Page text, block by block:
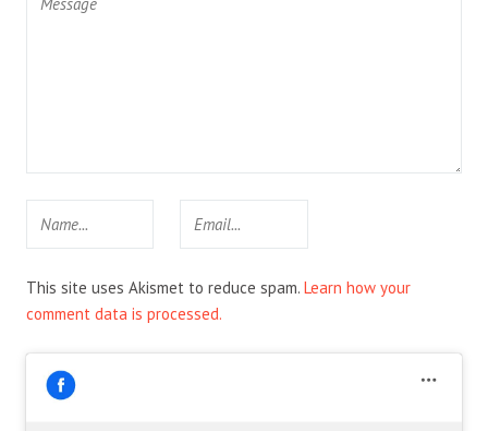
This site uses Akismet to reduce spam. Learn how your
comment data is processed.